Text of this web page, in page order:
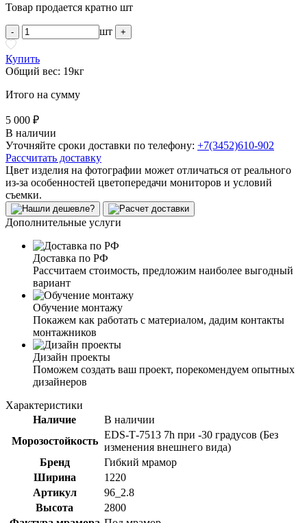
Товар продается кратно шт
- шт +
Купить
Общий вес: 19кг
Итого на сумму
5 000 ₽
В наличии
Уточняйте сроки доставки по телефону: +7(3452)610-902
Рассчитать доставку
Цвет изделия на фотографии может отличаться от реального
из-за особенностей цветопередачи мониторов и условий
съемки.
Дополнительные услуги
Доставка по РФ
Рассчитаем стоимость, предложим наиболее выгодный
вариант
Обучение монтажу
Покажем как работать с материалом, дадим контакты
монтажников
Дизайн проекты
Поможем создать ваш проект, порекомендуем опытных
дизайнеров
Характеристики
Наличие
В наличии
Морозостойкость
ЕDS-Т-7513 7h при -30 градусов (Без
изменения внешнего вида)
Бренд
Гибкий мрамор
Ширина
1220
Артикул
96_2.8
Высота
2800